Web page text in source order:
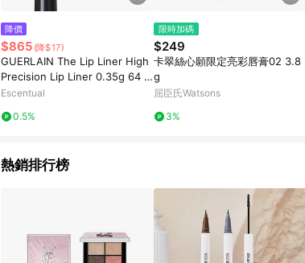
降價
$865 (降$17)
GUERLAIN The Lip Liner High
Precision Lip Liner 0.35g 64 -
Pivoine Magnifica
Escentual
0.5%
限時加碼
$249
卡翠絲心願限定亮彩唇膏02 3.8
g
屈臣氏Watsons
3%
熱銷排行榜